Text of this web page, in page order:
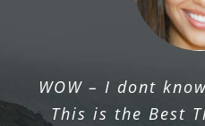
WOW – I dont
This is the Best
The
excellent support,